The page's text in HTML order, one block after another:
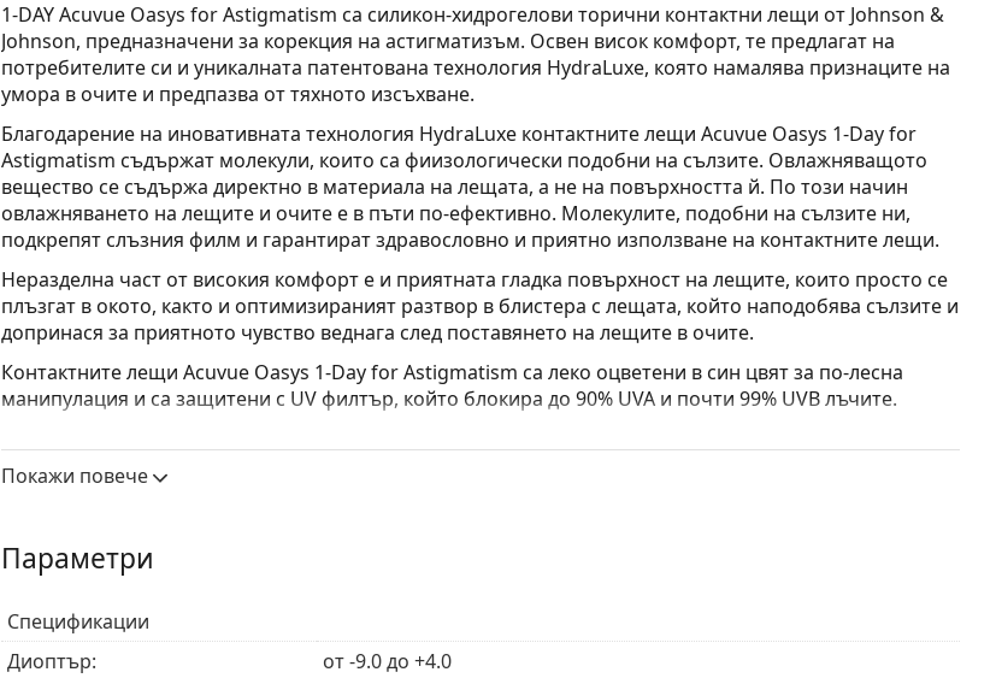
1-DAY Acuvue Oasys for Astigmatism са силикон-хидрогелови торични контактни лещи от Johnson &
Johnson, предназначени за корекция на астигматизъм. Освен висок комфорт, те предлагат на
потребителите си и уникалната патентована технология HydraLuxe, която намалява признаците на
умора в очите и предпазва от тяхното изсъхване.
Благодарение на иновативната технология HydraLuxe контактните лещи Acuvue Oasys 1-Day for
Astigmatism съдържат молекули, които са фиизологически подобни на сълзите. Овлажняващото
вещество се съдържа директно в материала на лещата, а не на повърхността й. По този начин
овлажняването на лещите и очите е в пъти по-ефективно. Молекулите, подобни на сълзите ни,
подкрепят слъзния филм и гарантират здравословно и приятно използване на контактните лещи.
Неразделна част от високия комфорт е и приятната гладка повърхност на лещите, които просто се
плъзгат в окото, както и оптимизираният разтвор в блистера с лещата, който наподобява сълзите и
допринася за приятното чувство веднага след поставянето на лещите в очите.
Контактните лещи Acuvue Oasys 1-Day for Astigmatism са леко оцветени в син цвят за по-лесна
манипулация и са защитени с UV филтър, който блокира до 90% UVA и почти 99% UVB лъчите.
лъчи. Въпреки това, лещите не покриват цялата част на окото, затова комбинацията от контактни
лещи с UV филтър и
Покажи повече
Параметри
Спецификации
Диоптър:
от -9.0 до +4.0